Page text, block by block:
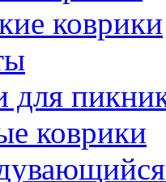
коврики
для
коврики